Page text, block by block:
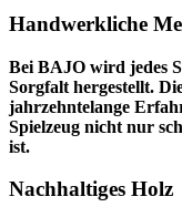
Handwerkliche
Bei BAJO wird jedes
Sorgfalt hergestellt.
jahrzehntelange
Spielzeug nicht nur
ist.
Nachhaltiges Holz